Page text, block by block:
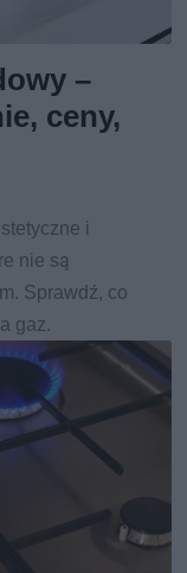
–
ceny,
i
nie są
Sprawdź, co
gaz.